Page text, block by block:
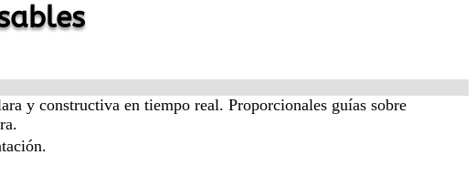
y constructiva en tiempo real. Proporcionales guías sobre